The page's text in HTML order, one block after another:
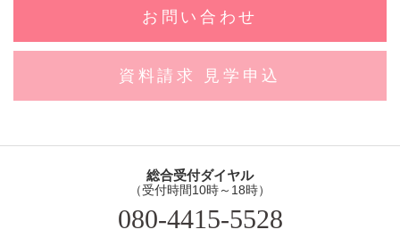
お問い合わせ
資料請求 見学申込
総合受付ダイヤル
（受付時間10時～18時）
080-4415-5528